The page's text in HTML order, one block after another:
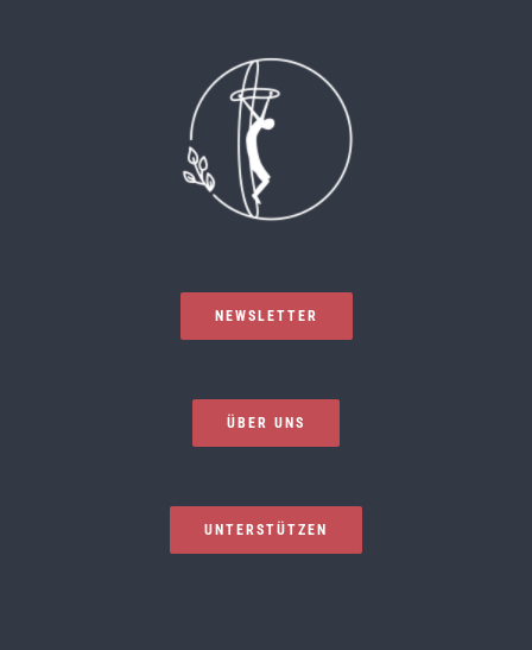
NEWSLETTER
ÜBER UNS
UNTERSTÜTZEN